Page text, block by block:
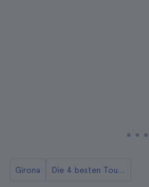
Girona Die 4 besten Touren in Girona